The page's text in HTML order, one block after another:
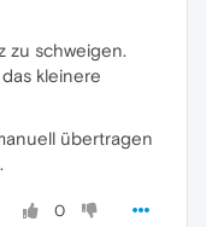
zu schweigen.
kleinere
übertragen
0